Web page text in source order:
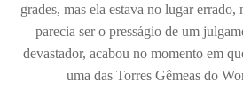
grades, mas ela estava no lugar
parecia ser o presságio de um
devastador, acabou no momento em
uma das Torres Gêmeas do